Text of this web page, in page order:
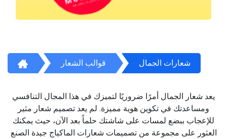
قوالب الشعار شعارات الجمال
يعد شعار الجمال أمرًا ضروريًا لتميزك في هذا المجال التنافسي
ومساعدتك في تكوين هوية مميزة. لم يعد تصميم شعار مثير
للإعجاب ببضع لمسات على شاشتك حلماً بعد الآن، حيث يمكنك
العثور على مجموعة من تصميمات شعارات الماكياج جيدة الصنع